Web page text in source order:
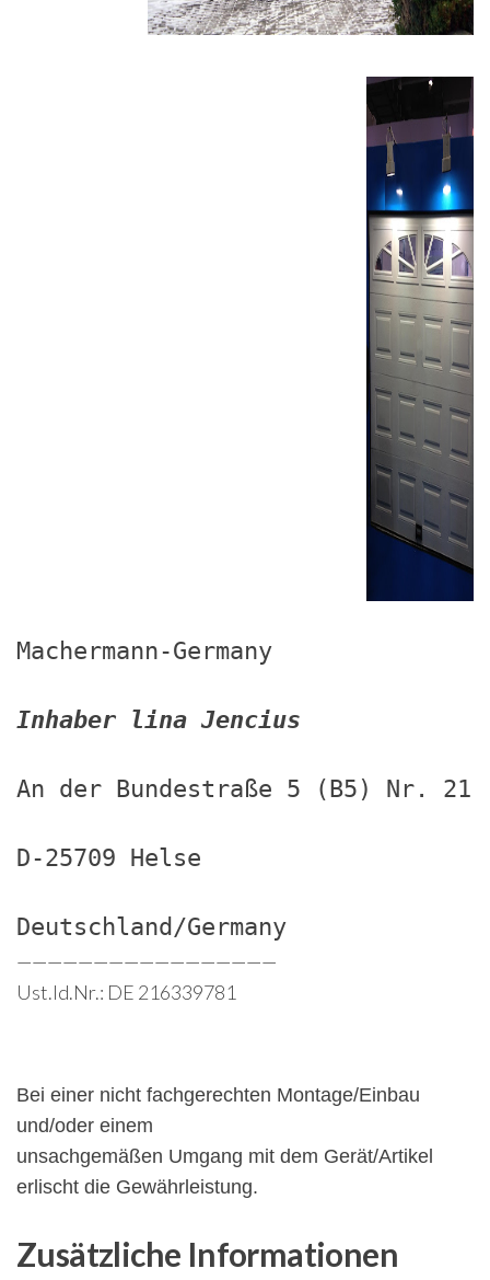
Machermann-Germany
Inhaber lina Jencius
An der Bundestraße 5 (B5) Nr. 21
D-25709 Helse
Deutschland/Germany
—————————————————
Ust.Id.Nr.: DE 216339781
Bei einer nicht fachgerechten Montage/Einbau
und/oder einem
unsachgemäßen Umgang mit dem Gerät/Artikel
erlischt die Gewährleistung.
Zusätzliche Informationen